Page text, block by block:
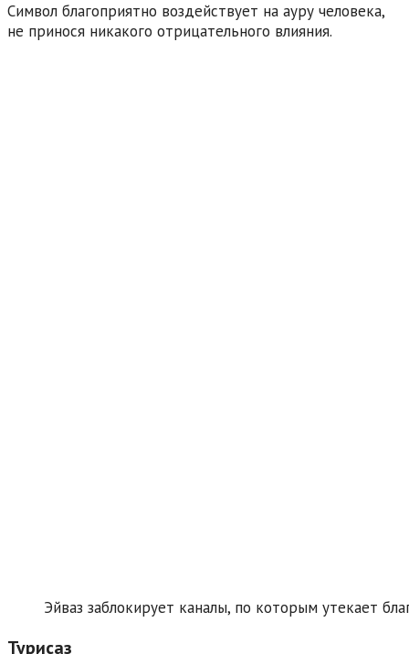
Символ благоприятно воздействует на ауру человека,
не принося никакого отрицательного влияния.
Эйваз заблокирует каналы, по которым утекает
Турисаз